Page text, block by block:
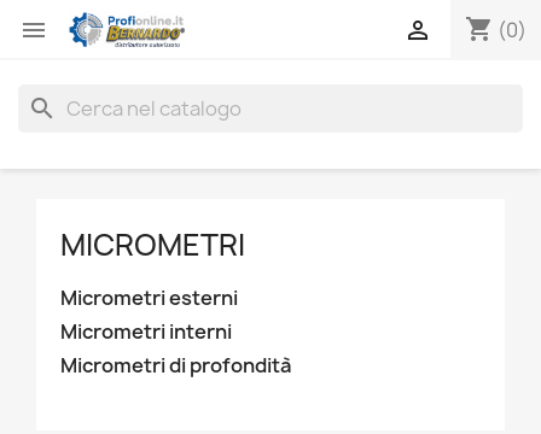
 shopping_cart (0)

search
MICROMETRI
Micrometri esterni
Micrometri interni
Micrometri di profondità